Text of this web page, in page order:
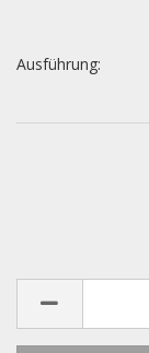
Ausführung: